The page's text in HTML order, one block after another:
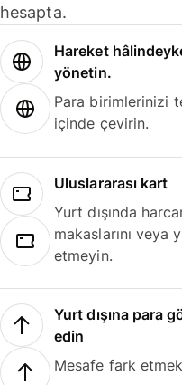
hesapta.
Hareket
yönetin.
Para birimlerinizi
içinde çevirin.
Uluslararası kart
Yurt dışında
makaslarını
etmeyin.
Yurt dışına para
edin
Mesafe fark